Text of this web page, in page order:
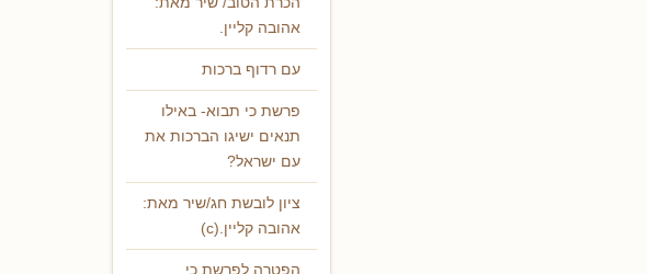
אהובה קליין.
עם רדוף ברכות
פרשת כי תבוא- באילו
תנאים ישיגו הברכות את
עם ישראל?
ציון לובשת חג/שיר מאת:
אהובה קליין.(c)
הפטרה לפרשת כי